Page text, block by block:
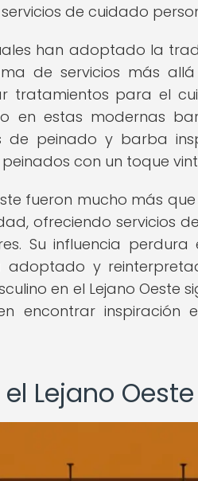
de cuidado
han adoptado la
de servicios más
tratamientos para el
en estas modernas
de peinado y barba
con un toque
fueron mucho más
ofreciendo servicios
Su influencia
y
en el Lejano Oeste
encontrar
Lejano Oeste